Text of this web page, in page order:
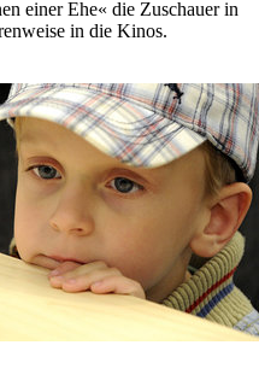
einer Ehe« die Zuschauer in
in die Kinos.